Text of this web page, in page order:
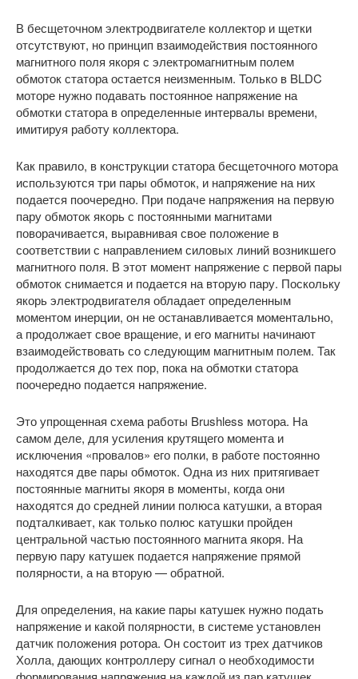
В бесщеточном электродвигателе коллектор и щетки
отсутствуют, но принцип взаимодействия постоянного
магнитного поля якоря с электромагнитным полем
обмоток статора остается неизменным. Только в BLDC
моторе нужно подавать постоянное напряжение на
обмотки статора в определенные интервалы времени,
имитируя работу коллектора.
Как правило, в конструкции статора бесщеточного мотора
используются три пары обмоток, и напряжение на них
подается поочередно. При подаче напряжения на первую
пару обмоток якорь с постоянными магнитами
поворачивается, выравнивая свое положение в
соответствии с направлением силовых линий возникшего
магнитного поля. В этот момент напряжение с первой пары
обмоток снимается и подается на вторую пару. Поскольку
якорь электродвигателя обладает определенным
моментом инерции, он не останавливается моментально,
а продолжает свое вращение, и его магниты начинают
взаимодействовать со следующим магнитным полем. Так
продолжается до тех пор, пока на обмотки статора
поочередно подается напряжение.
Это упрощенная схема работы Brushless мотора. На
самом деле, для усиления крутящего момента и
исключения «провалов» его полки, в работе постоянно
находятся две пары обмоток. Одна из них притягивает
постоянные магниты якоря в моменты, когда они
находятся до средней линии полюса катушки, а вторая
подталкивает, как только полюс катушки пройден
центральной частью постоянного магнита якоря. На
первую пару катушек подается напряжение прямой
полярности, а на вторую — обратной.
Для определения, на какие пары катушек нужно подать
напряжение и какой полярности, в системе установлен
датчик положения ротора. Он состоит из трех датчиков
Холла, дающих контроллеру сигнал о необходимости